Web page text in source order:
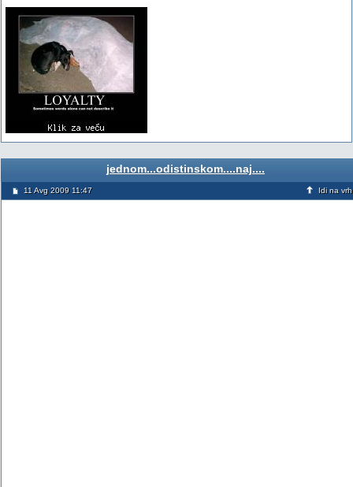
jednom...odistinskom....naj....
11 Avg 2009 11:47 Idi na vrh